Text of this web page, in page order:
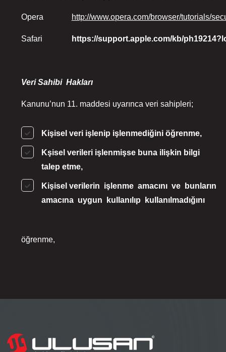
Opera http://www.opera.com/browser/tutorials/
Safari https://support.apple.com/kb/
Veri Sahibi Hakları
Kanunu’nun 11. maddesi uyarınca veri sahipleri;
Kişisel veri işlenip işlenmediğini öğrenme,
Kşisel verileri işlenmişse buna ilişkin bilgi
talep etme,
Kişisel verilerin işlenme amacını ve bunların
amacına uygun kullanılıp kullanılmadığını
öğrenme,